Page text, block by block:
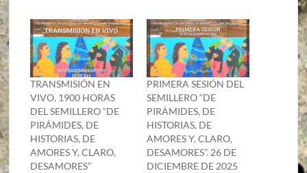
TRANSMISIÓN EN
VIVO, 1900 HORAS
DEL SEMILLERO “DE
PIRÁMIDES, DE
HISTORIAS, DE
AMORES Y, CLARO,
DESAMORES”
PRIMERA SESIÓN DEL
SEMILLERO “DE
PIRÁMIDES, DE
HISTORIAS, DE
AMORES Y, CLARO,
DESAMORES”. 26 DE
DICIEMBRE DE 2025